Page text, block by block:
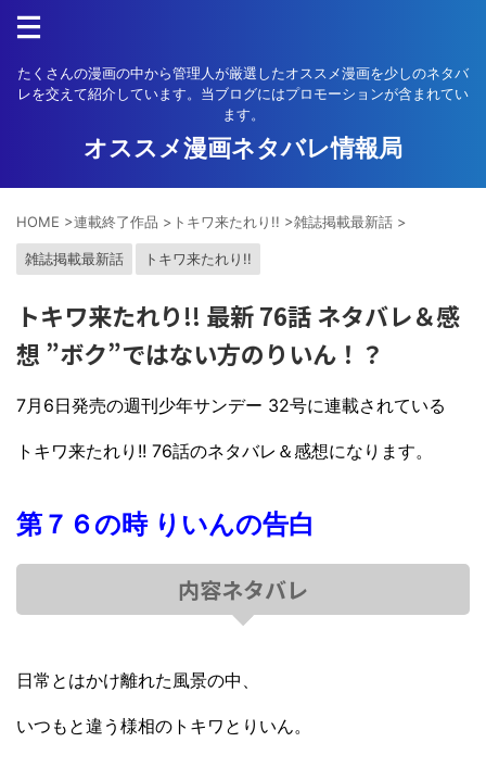
たくさんの漫画の中から管理人が厳選したオススメ漫画を少しのネタバ
レを交えて紹介しています。当ブログにはプロモーションが含まれてい
ます。
オススメ漫画ネタバレ情報局
HOME >連載終了作品 > トキワ来たれり!! >雑誌掲載最新話 >
雑誌掲載最新話 トキワ来たれり!!
トキワ来たれり!! 最新 76話 ネタバレ＆感
想 ”ボク”ではない方のりいん！？
7月6日発売の週刊少年サンデー 32号に連載されている
トキワ来たれり!! 76話のネタバレ＆感想になります。
第７６の時 りいんの告白
内容ネタバレ
日常とはかけ離れた風景の中、
いつもと違う様相のトキワとりいん。